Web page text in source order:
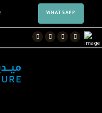
WHATSAPP
FacebookTwitterInstagram
Youtube